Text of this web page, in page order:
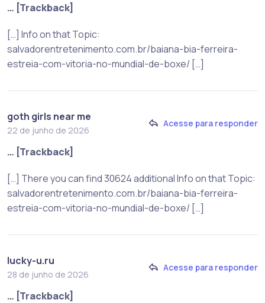
… [Trackback]
[…] Info on that Topic:
salvadorentretenimento.com.br/baiana-bia-ferreira-
estreia-com-vitoria-no-mundial-de-boxe/ […]
goth girls near me
22 de junho de 2026
Acesse para responder
… [Trackback]
[…] There you can find 30624 additional Info on that Topic:
salvadorentretenimento.com.br/baiana-bia-ferreira-
estreia-com-vitoria-no-mundial-de-boxe/ […]
lucky-u.ru
28 de junho de 2026
Acesse para responder
… [Trackback]